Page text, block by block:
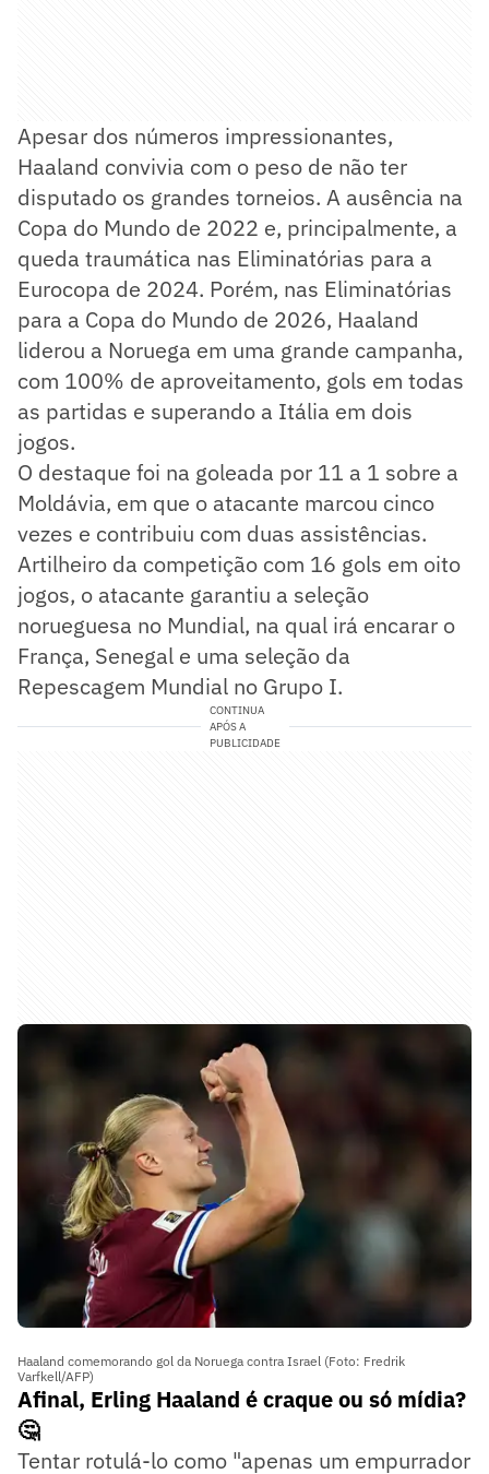
Apesar dos números impressionantes,
Haaland convivia com o peso de não ter
disputado os grandes torneios. A ausência na
Copa do Mundo de 2022 e, principalmente, a
queda traumática nas Eliminatórias para a
Eurocopa de 2024. Porém, nas Eliminatórias
para a Copa do Mundo de 2026, Haaland
liderou a Noruega em uma grande campanha,
com 100% de aproveitamento, gols em todas
as partidas e superando a Itália em dois
jogos.
O destaque foi na goleada por 11 a 1 sobre a
Moldávia, em que o atacante marcou cinco
vezes e contribuiu com duas assistências.
Artilheiro da competição com 16 gols em oito
jogos, o atacante garantiu a seleção
norueguesa no Mundial, na qual irá encarar o
França, Senegal e uma seleção da
Repescagem Mundial no Grupo I.
CONTINUA
APÓS A
PUBLICIDADE
Haaland comemorando gol da Noruega contra Israel (Foto: Fredrik
Varfkell/AFP)
Afinal, Erling Haaland é craque ou só mídia?
🤔
Tentar rotulá-lo como "apenas um empurrador